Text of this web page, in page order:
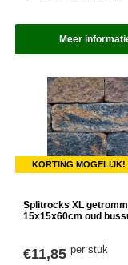
Meer
KORTING MOGELIJK!
Splitrocks XL
15x15x60cm oud
€11,85 per stuk